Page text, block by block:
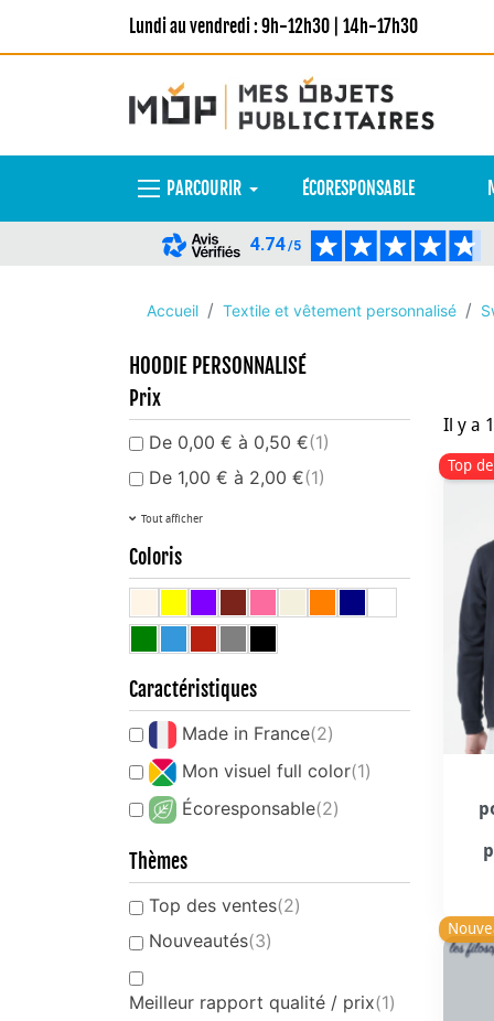
Lundi au vendredi : 9h-12h30 | 14h-17h30
PARCOURIR ÉCORESPONSABLE
4.74/5
Accueil Textile et vêtement personnalisé
HOODIE PERSONNALISÉ
Prix
De 0,00 € à 0,50 €(1)
De 1,00 € à 2,00 €(1)
Tout afficher
Coloris
Caractéristiques
Made in France(2)
Mon visuel full color(1)
Écoresponsable(2)
Thèmes
Top des ventes(2)
Nouveautés(3)
Meilleur rapport qualité / prix(1)
Il y a
Top